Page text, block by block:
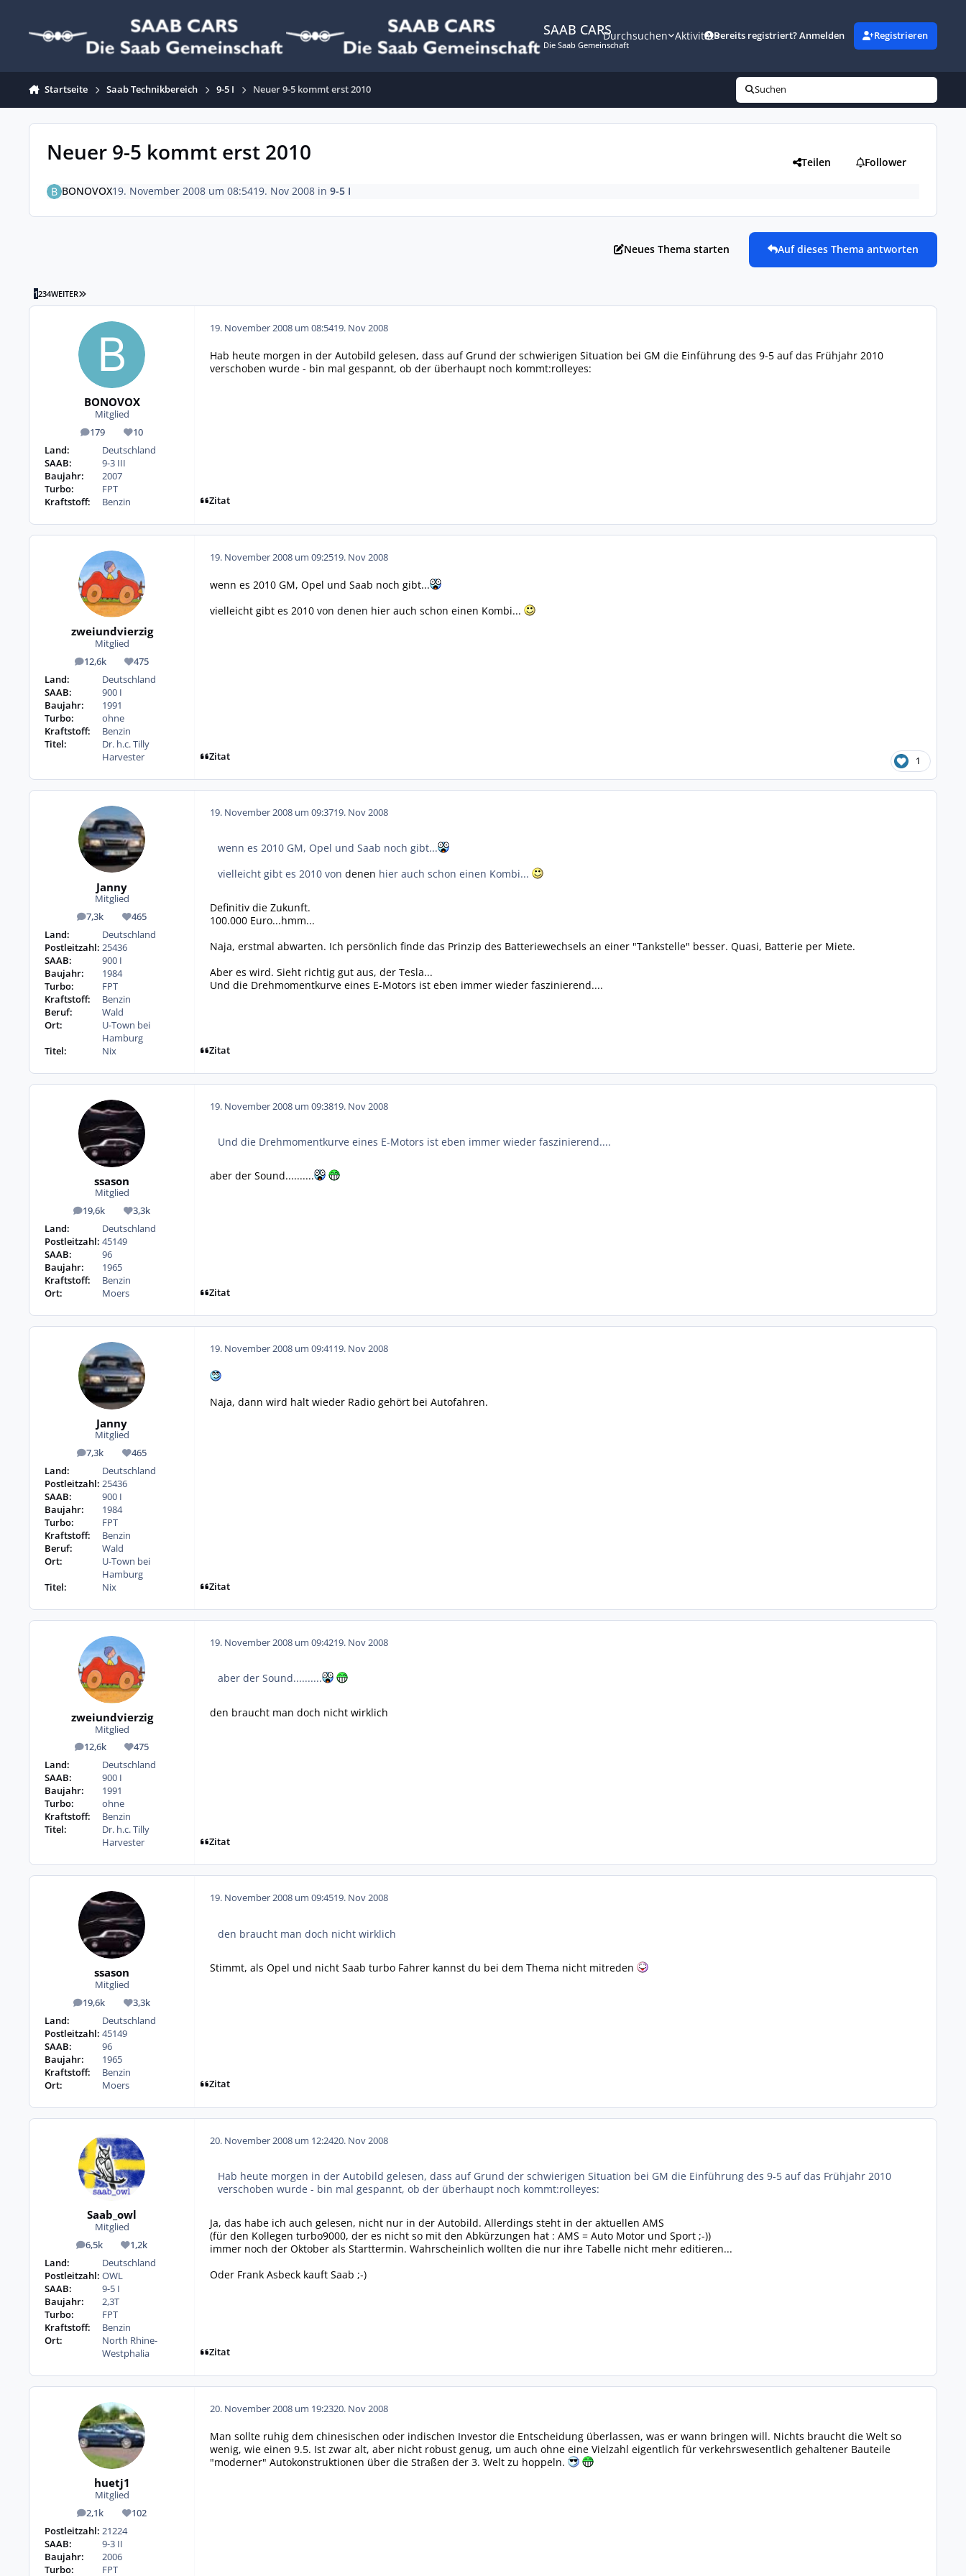
SAAB CARS
Die Saab Gemeinschaft
Durchsuchen AktivitätBereits registriert? Anmelden Registrieren
Startseite Saab Technikbereich 9-5 I Neuer 9-5 kommt erst 2010 Suchen
Neuer 9-5 kommt erst 2010 Teilen Follower
BONOVOX19. November 2008 um 08:5419. Nov 2008in 9-5 I
Neues Thema starten Auf dieses Thema antworten
1234WEITER LETZTE SEITE
BONOVOX
Mitglied
179
Beiträge 10
Reputation
Land:
Deutschland
SAAB:
9-3 III
Baujahr:
2007
Turbo:
FPT
Kraftstoff:
Benzin
19. November 2008 um 08:5419. Nov 2008
Hab heute morgen in der Autobild gelesen, dass auf Grund der schwierigen Situation bei GM die Einführung des 9-5 auf das Frühjahr 2010
verschoben wurde - bin mal gespannt, ob der überhaupt noch kommt:rolleyes:
Zitat
zweiundvierzig
Mitglied
12,6k
Beiträge 475
Reputation
Land:
Deutschland
SAAB:
900 I
Baujahr:
1991
Turbo:
ohne
Kraftstoff:
Benzin
Titel:
Dr. h.c. Tilly
Harvester
19. November 2008 um 09:2519. Nov 2008
wenn es 2010 GM, Opel und Saab noch gibt...
vielleicht gibt es 2010 von denen hier auch schon einen Kombi...
Zitat 1
Janny
Mitglied
7,3k
Beiträge 465
Reputation
Land:
Deutschland
Postleitzahl: 25436
SAAB:
900 I
Baujahr:
1984
Turbo:
FPT
Kraftstoff:
Benzin
Beruf:
Wald
Ort:
U-Town bei
Hamburg
Titel:
Nix
19. November 2008 um 09:3719. Nov 2008
wenn es 2010 GM, Opel und Saab noch gibt...
vielleicht gibt es 2010 vondenen hier auch schon einen Kombi...
Definitiv die Zukunft.
100.000 Euro...hmm...
Naja, erstmal abwarten. Ich persönlich finde das Prinzip des Batteriewechsels an einer "Tankstelle" besser. Quasi, Batterie per Miete.
Aber es wird. Sieht richtig gut aus, der Tesla...
Und die Drehmomentkurve eines E-Motors ist eben immer wieder faszinierend....
Zitat
ssason
Mitglied
19,6k
Beiträge 3,3k
Reputation
Land:
Deutschland
Postleitzahl: 45149
SAAB:
96
Baujahr:
1965
Kraftstoff:
Benzin
Ort:
Moers
19. November 2008 um 09:3819. Nov 2008
Und die Drehmomentkurve eines E-Motors ist eben immer wieder faszinierend....
aber der Sound..........
Zitat
Janny
Mitglied
7,3k
Beiträge 465
Reputation
Land:
Deutschland
Postleitzahl: 25436
SAAB:
900 I
Baujahr:
1984
Turbo:
FPT
Kraftstoff:
Benzin
Beruf:
Wald
Ort:
U-Town bei
Hamburg
Titel:
Nix
19. November 2008 um 09:4119. Nov 2008
Naja, dann wird halt wieder Radio gehört bei Autofahren.
Zitat
zweiundvierzig
Mitglied
12,6k
Beiträge 475
Reputation
Land:
Deutschland
SAAB:
900 I
Baujahr:
1991
Turbo:
ohne
Kraftstoff:
Benzin
Titel:
Dr. h.c. Tilly
Harvester
19. November 2008 um 09:4219. Nov 2008
aber der Sound..........
den braucht man doch nicht wirklich
Zitat
ssason
Mitglied
19,6k
Beiträge 3,3k
Reputation
Land:
Deutschland
Postleitzahl: 45149
SAAB:
96
Baujahr:
1965
Kraftstoff:
Benzin
Ort:
Moers
19. November 2008 um 09:4519. Nov 2008
den braucht man doch nicht wirklich
Stimmt, als Opel und nicht Saab turbo Fahrer kannst du bei dem Thema nicht mitreden
Zitat
Saab_owl
Mitglied
6,5k
Beiträge 1,2k
Reputation
Land:
Deutschland
Postleitzahl: OWL
SAAB:
9-5 I
Baujahr:
2,3T
Turbo:
FPT
Kraftstoff:
Benzin
Ort:
North Rhine-
Westphalia
20. November 2008 um 12:2420. Nov 2008
Hab heute morgen in der Autobild gelesen, dass auf Grund der schwierigen Situation bei GM die Einführung des 9-5 auf das Frühjahr 2010
verschoben wurde - bin mal gespannt, ob der überhaupt noch kommt:rolleyes:
Ja, das habe ich auch gelesen, nicht nur in der Autobild. Allerdings steht in der aktuellen AMS
(für den Kollegen turbo9000, der es nicht so mit den Abkürzungen hat : AMS = Auto Motor und Sport ;-))
immer noch der Oktober als Starttermin. Wahrscheinlich wollten die nur ihre Tabelle nicht mehr editieren...
Oder Frank Asbeck kauft Saab ;-)
Zitat
huetj1
Mitglied
2,1k
Beiträge 102
Reputation
Postleitzahl: 21224
SAAB:
9-3 II
Baujahr:
2006
Turbo:
FPT
20. November 2008 um 19:2320. Nov 2008
Man sollte ruhig dem chinesischen oder indischen Investor die Entscheidung überlassen, was er wann bringen will. Nichts braucht die Welt so
wenig, wie einen 9.5. Ist zwar alt, aber nicht robust genug, um auch ohne eine Vielzahl eigentlich für verkehrswesentlich gehaltener Bauteile
"moderner" Autokonstruktionen über die Straßen der 3. Welt zu hoppeln.